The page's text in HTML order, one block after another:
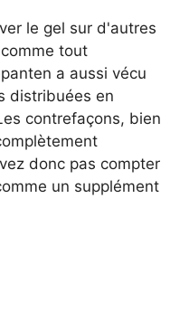
le gel sur d'autres
tout
a aussi vécu
distribuées en
contrefaçons, bien
donc pas compter
un supplément